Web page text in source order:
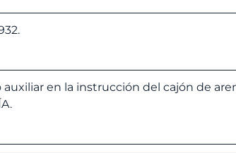
en la instrucción del cajón de